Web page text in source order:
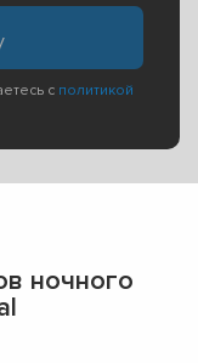
с политикой
ночного